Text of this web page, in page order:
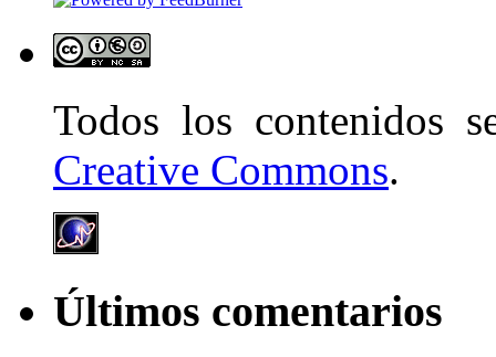
Todos los contenidos
Creative Commons.
Últimos comentarios